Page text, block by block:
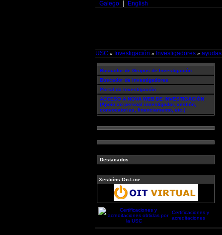
Galego English
USC » Investigación » Investigadores » ayudas
Buscador de Grupos de Investigación
Buscador de investigadores
Portal da Investigación
ACCESO A NOVA WEB DE INVESTIGACIÓN
(Apoio ao persoal investigador, xestión,
convocatorias, financiamento, etc.)
Destacados
Xestións On-Line
Certificaciones y
acreditaciones